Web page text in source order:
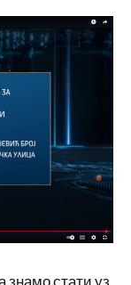
стати уз